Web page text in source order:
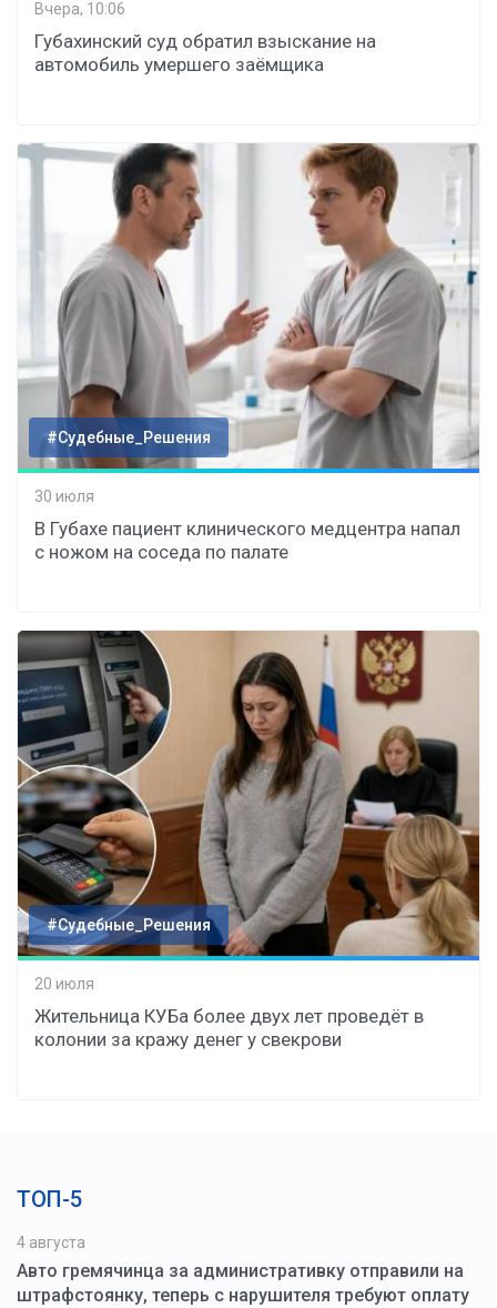
Вчера, 10:06
Губахинский суд обратил взыскание на
автомобиль умершего заёмщика
#Судебные_Решения
30 июля
В Губахе пациент клинического медцентра напал
с ножом на соседа по палате
#Судебные_Решения
20 июля
Жительница КУБа более двух лет проведёт в
колонии за кражу денег у свекрови
ТОП-5
4 августа
Авто гремячинца за административку отправили на
штрафстоянку, теперь с нарушителя требуют оплату